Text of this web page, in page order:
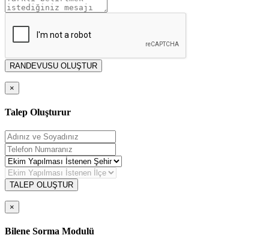
RANDEVUSU OLUŞTUR
×
Talep Oluşturur
TALEP OLUŞTUR
×
Bilene Sorma Modulü